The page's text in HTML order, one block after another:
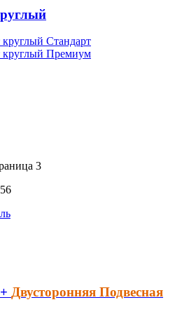
круглый Стандарт
круглый Премиум
3
Двусторонняя Подвесная